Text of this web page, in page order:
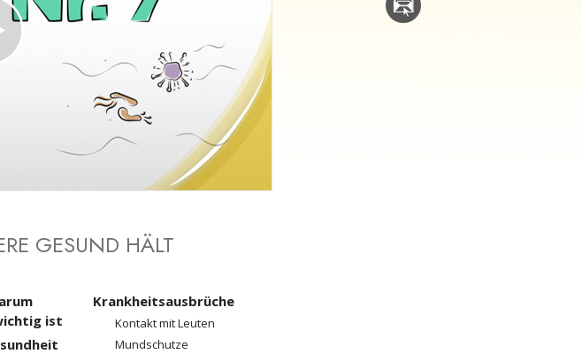
Video
GESUND HÄLT
ist
Krankheits­ausbrüche
Kontakt mit Leuten
Mundschutze